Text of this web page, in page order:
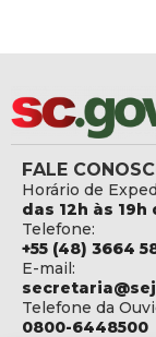
FALE
Horário de
das 12h às
Telefone:
+55 (48) 3664
E-mail:
Telefone da
0800-6448500